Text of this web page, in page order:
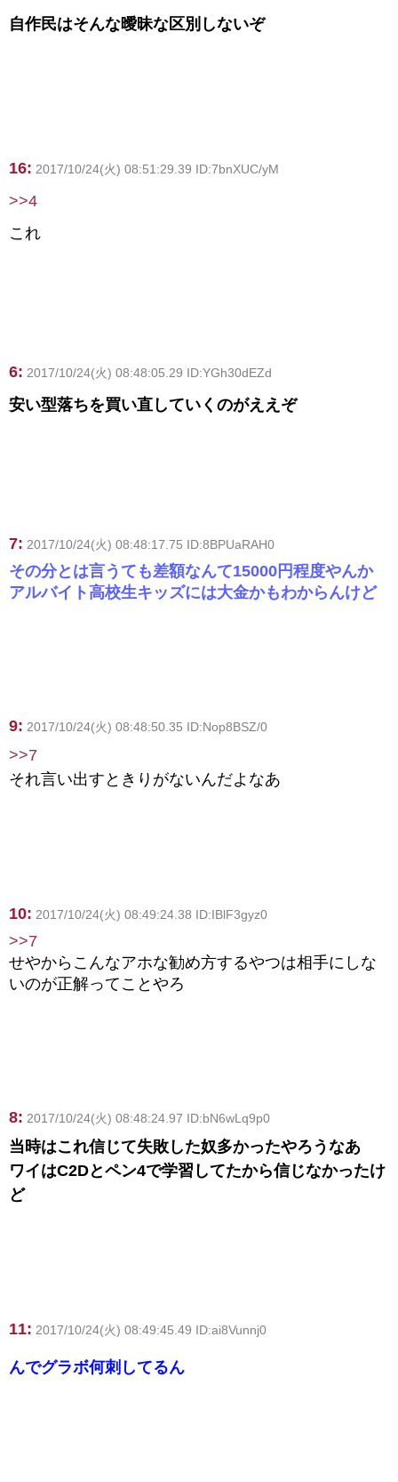
自作民はそんな曖昧な区別しないぞ
16: 2017/10/24(火) 08:51:29.39 ID:7bnXUC/yM
>>4
これ
6: 2017/10/24(火) 08:48:05.29 ID:YGh30dEZd
安い型落ちを買い直していくのがええぞ
7: 2017/10/24(火) 08:48:17.75 ID:8BPUaRAH0
その分とは言うても差額なんて15000円程度やんか
アルバイト高校生キッズには大金かもわからんけど
9: 2017/10/24(火) 08:48:50.35 ID:Nop8BSZ/0
>>7
それ言い出すときりがないんだよなあ
10: 2017/10/24(火) 08:49:24.38 ID:IBlF3gyz0
>>7
せやからこんなアホな勧め方するやつは相手にしな
いのが正解ってことやろ
8: 2017/10/24(火) 08:48:24.97 ID:bN6wLq9p0
当時はこれ信じて失敗した奴多かったやろうなあ
ワイはC2Dとペン4で学習してたから信じなかったけ
ど
11: 2017/10/24(火) 08:49:45.49 ID:ai8Vunnj0
んでグラボ何刺してるん